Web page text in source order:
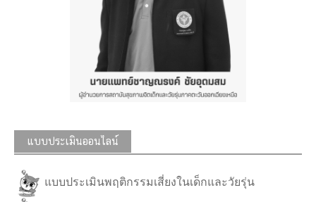
แบบประเมินออนไลน์
แบบประเมินพฤติกรรมเสี่ยงในเด็กและวัยรุ่น